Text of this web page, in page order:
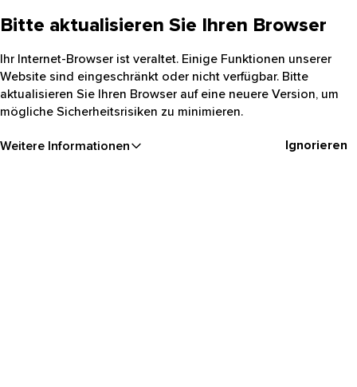
Bitte aktualisieren Sie Ihren Browser
Ihr Internet-Browser ist veraltet. Einige Funktionen unserer
Website sind eingeschränkt oder nicht verfügbar. Bitte
aktualisieren Sie Ihren Browser auf eine neuere Version, um
mögliche Sicherheitsrisiken zu minimieren.
Weitere Informationen Ignorieren